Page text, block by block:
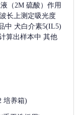
（2M 硫酸）作用
长上测定吸光度
中 犬白介素5(IL5)
算出样本中 其他
培养箱)